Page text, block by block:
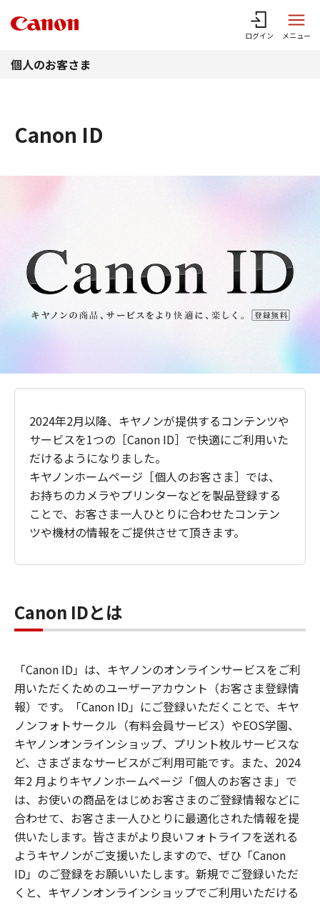
ログイン メニュー
個人のお客さま
Canon ID
2024年2月以降、キヤノンが提供するコンテンツや
サービスを1つの［Canon ID］で快適にご利用いた
だけるようになりました。
キヤノンホームページ［個人のお客さま］では、
お持ちのカメラやプリンターなどを製品登録する
ことで、お客さま一人ひとりに合わせたコンテン
ツや機材の情報をご提供させて頂きます。
Canon IDとは
「Canon ID」は、キヤノンのオンラインサービスをご利
用いただくためのユーザーアカウント（お客さま登録情
報）です。「Canon ID」にご登録いただくことで、キヤ
ノンフォトサークル（有料会員サービス）やEOS学園、
キヤノンオンラインショップ、プリント枚ルサービスな
ど、さまざまなサービスがご利用可能です。また、2024
年2 月よりキヤノンホームページ「個人のお客さま」で
は、お使いの商品をはじめお客さまのご登録情報などに
合わせて、お客さま一人ひとりに最適化された情報を提
供いたします。皆さまがより良いフォトライフを送れる
ようキヤノンがご支援いたしますので、ぜひ「Canon
ID」のご登録をお願いいたします。新規でご登録いただ
くと、キヤノンオンラインショップでご利用いただける